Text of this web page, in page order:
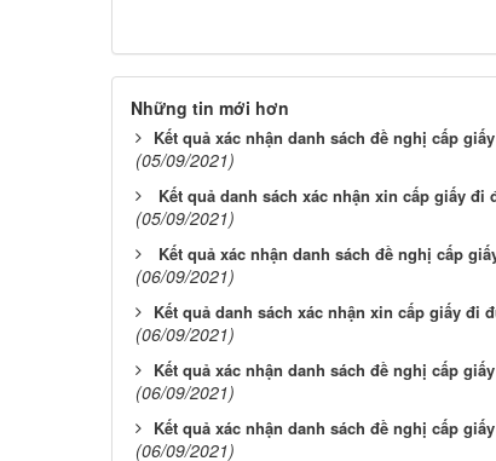
Những tin mới hơn
​Kết quả xác nhận danh sách đề nghị cấp
(05/09/2021)
Kết quả danh sách xác nhận xin cấp giấy
(05/09/2021)
Kết quả xác nhận danh sách đề nghị cấp
(06/09/2021)
​Kết quả danh sách xác nhận xin cấp giấy đi
(06/09/2021)
​Kết quả xác nhận danh sách đề nghị cấp
(06/09/2021)
​Kết quả xác nhận danh sách đề nghị cấp
(06/09/2021)